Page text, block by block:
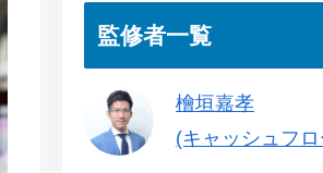
監修者一覧
檜垣嘉孝
(キャッシュフ